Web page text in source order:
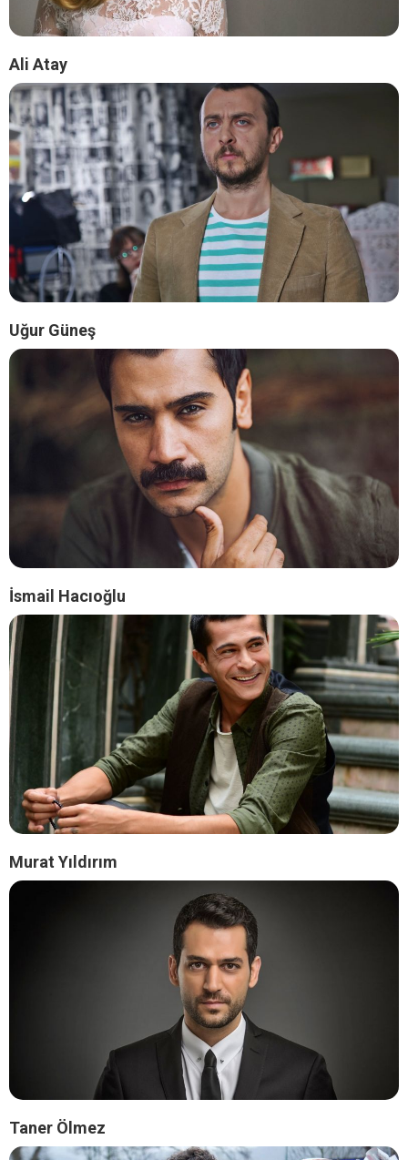
Ali Atay
Uğur Güneş
İsmail Hacıoğlu
Murat Yıldırım
Taner Ölmez